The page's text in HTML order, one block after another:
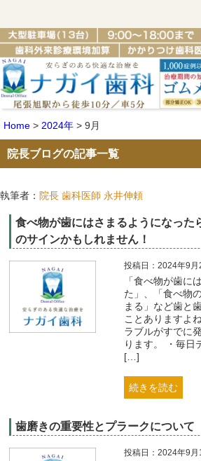
Home > 2024年 > 9月
院長ブログの記事一覧
執筆者： 院長 歯科医師 永井伸頼
食べ物が歯にはさまるようになった
のサインかもしれません！
投稿日：2024年9月
「食べ物が歯に
た」、「食べ物
まる」など歯と
ことありますよ
ラブルがすでに
ります。 ・毎日
[…]
続きを読む
歯磨きの重要性とプラークについて
投稿日：2024年9月